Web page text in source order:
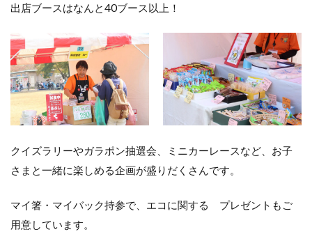
出店ブースはなんと40ブース以上！
クイズラリーやガラポン抽選会、ミニカーレースなど、お子
さまと一緒に楽しめる企画が盛りだくさんです。
マイ箸・マイバック持参で、エコに関する プレゼントもご
用意しています。